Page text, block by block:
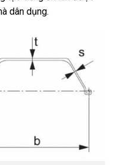
dân dụng.